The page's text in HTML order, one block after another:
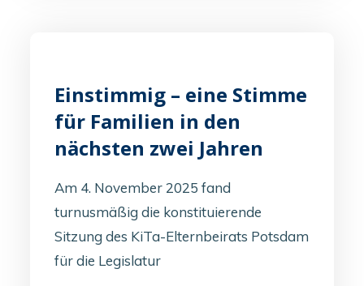
Einstimmig – eine Stimme
für Familien in den
nächsten zwei Jahren
Am 4. November 2025 fand
turnusmäßig die konstituierende
Sitzung des KiTa-Elternbeirats Potsdam
für die Legislatur